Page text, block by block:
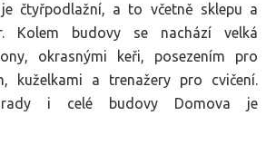
čtyřpodlažní, a to včetně sklepu a
Kolem budovy se nachází velká
okrasnými keři, posezením pro
kuželkami a trenažery pro cvičení.
i celé budovy Domova je